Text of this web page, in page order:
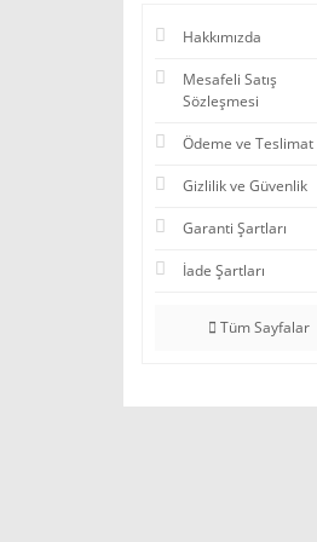
Hakkımızda
Mesafeli Satış
Sözleşmesi
Ödeme ve Teslimat
Gizlilik ve Güvenlik
Garanti Şartları
İade Şartları
Tüm Sayfalar